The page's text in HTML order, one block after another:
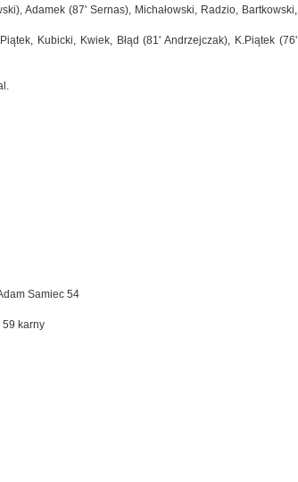
Adamek (87' Sernas), Michałowski, Radzio, Bartkowski,
Kubicki, Kwiek, Błąd (81' Andrzejczak), K.Piątek (76'
Samiec 54
59 karny